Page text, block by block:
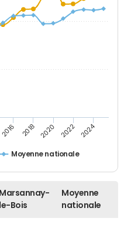
Moyenne nationale
2016 2018 2020 2022 2024
Marsannay-
le-Bois
Moyenne
nationale